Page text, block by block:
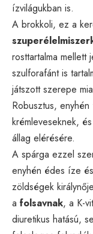
ízvilágukban is.
A brokkoli, ez a
rosttartalma mellett
szulforafánt is
játszott szerepe
Robusztus,
krémleveseknek,
állag elérésére.
A spárga ezzel
enyhén édes íze
zöldségek
a folsavnak, a K-
diuretikus hatású,